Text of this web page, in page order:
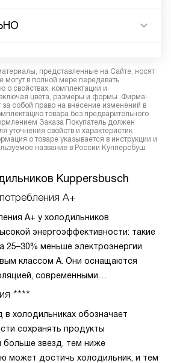
представленные на Сайте, носят
могут в полной мере передавать
свойствах, комплектации и
включая цвета, размеры и формы. Фирма-
за собой право на внесение изменений в
товара без предварительного
Заказа Покупатель должен
уточнения свойств и характеристик
о товаре указывается в инструкции и
название в России Купперсбуш
Kuppersbusch
A+
A+ у холодильников
энергоэффективности: такие
25–30% меньше электроэнергии
классом A. Они оснащаются
современными
точного поддержания
стабильную работу
A+ тише в эксплуатации,
нагрузку на кошелёк
****
в холодильниках обозначает
сохранять продукты
звезд, тем ниже
может достичь холодильник, и тем